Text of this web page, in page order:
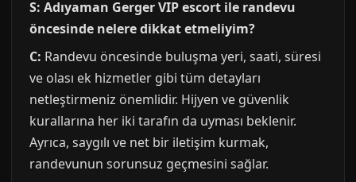
S: Adıyaman Gerger VIP escort ile randevu
öncesinde nelere dikkat etmeliyim?
C: Randevu öncesinde buluşma yeri, saati, süresi
ve olası ek hizmetler gibi tüm detayları
netleştirmeniz önemlidir. Hijyen ve güvenlik
kurallarına her iki tarafın da uyması beklenir.
Ayrıca, saygılı ve net bir iletişim kurmak,
randevunun sorunsuz geçmesini sağlar.